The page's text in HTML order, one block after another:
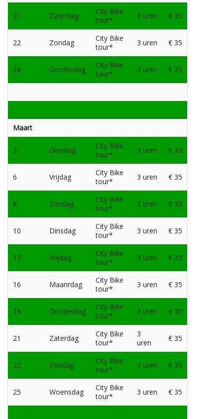
21 Zaterdag
City Bike
tour*
3 uren € 35
22 Zondag
City Bike
tour*
3 uren € 35
26 Donderdag
City Bike
tour*
3 uren € 35
Maart
3 Dinsdag
City Bike
tour*
3 uren € 35
6 Vrijdag
City Bike
tour*
3 uren € 35
8 Zondag
City Bike
tour*
3 uren € 35
10 Dinsdag
City Bike
tour*
3 uren € 35
13 Vrijdag
City Bike
tour*
3 uren € 35
16 Maanrdag
City Bike
tour*
3 uren € 35
19 Donderdag
City Bike
tour*
3 uren € 35
21 Zaterdag
City Bike
tour*
3
uren
€ 35
22 Zondag
City Bike
tour*
3 uren € 35
25 Woensdag
City Bike
tour*
3 uren € 35